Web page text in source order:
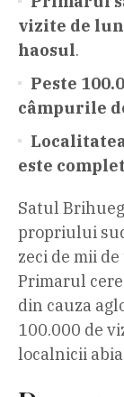
vizite de
haosul.
Peste
câmpurile
este
Satul
propriului
zeci de mii
Primarul
din cauza
100.000 de
localnicii